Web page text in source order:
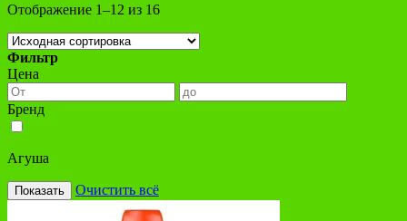
Отображение 1–12 из 16
Фильтр
Цена
Бренд
Агуша
Показать Очистить всё